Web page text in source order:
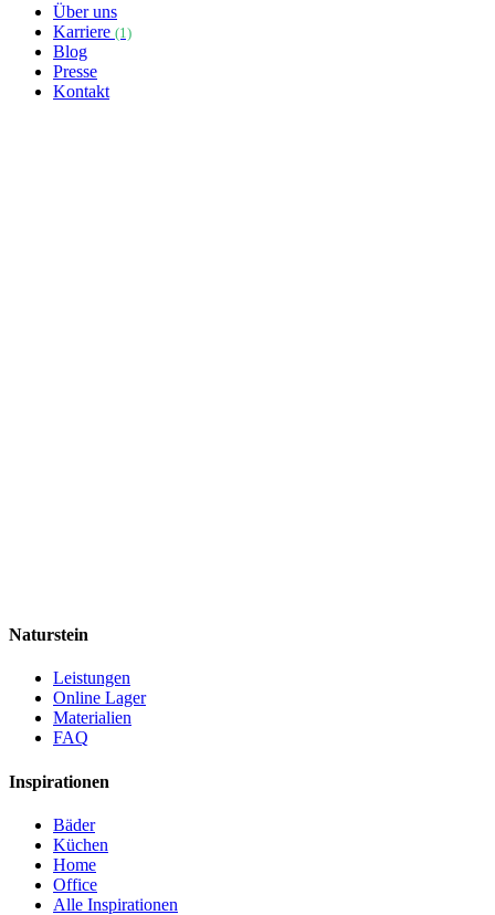
Über uns
Karriere (1)
Blog
Presse
Kontakt
Naturstein
Leistungen
Online Lager
Materialien
FAQ
Inspirationen
Bäder
Küchen
Home
Office
Alle Inspirationen